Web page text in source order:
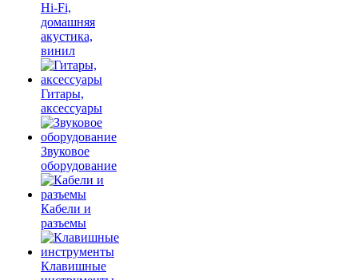
Hi-Fi,
домашняя
акустика,
винил
Гитары,
аксессуары
Звуковое
оборудование
Кабели и
разъемы
Клавишные